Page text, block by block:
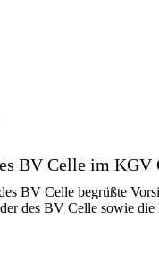
BV Celle im KGV
BV Celle begrüßte
des BV Celle sowie die